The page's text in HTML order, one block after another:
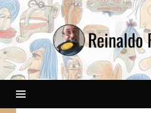
Reinaldo